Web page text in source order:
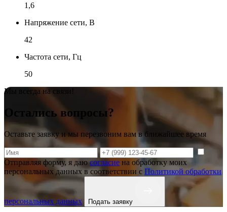
1,6
Напряжение сети, В
42
Частота сети, Гц
50
Мы всегда на связи!
Остались вопросы?
Оставьте заявку и мы перезвоним вам в ближайшее время
Отправляя форму, я даюсогласие на обработку моих
персональных данных в соответствии с Политикой обработки
персональных данных Подать заявку